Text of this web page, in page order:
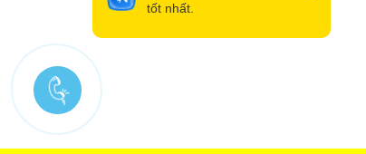
tốt nhất.